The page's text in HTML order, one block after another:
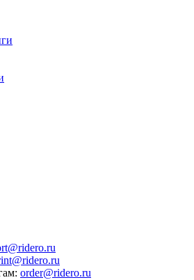
: order@ridero.ru